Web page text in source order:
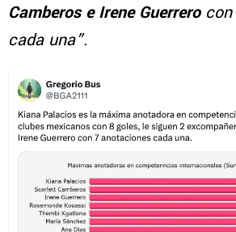
Camberos e Irene Guerrerocon
cada una”.